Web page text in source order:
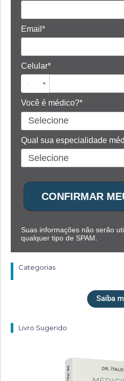
Email*
Celular*
Você é médico?*
Qual sua especialidade
CONFIRMAR
Suas informações não serão
qualquer tipo de SPAM.
Categorias
Saiba
Livro Sugerido